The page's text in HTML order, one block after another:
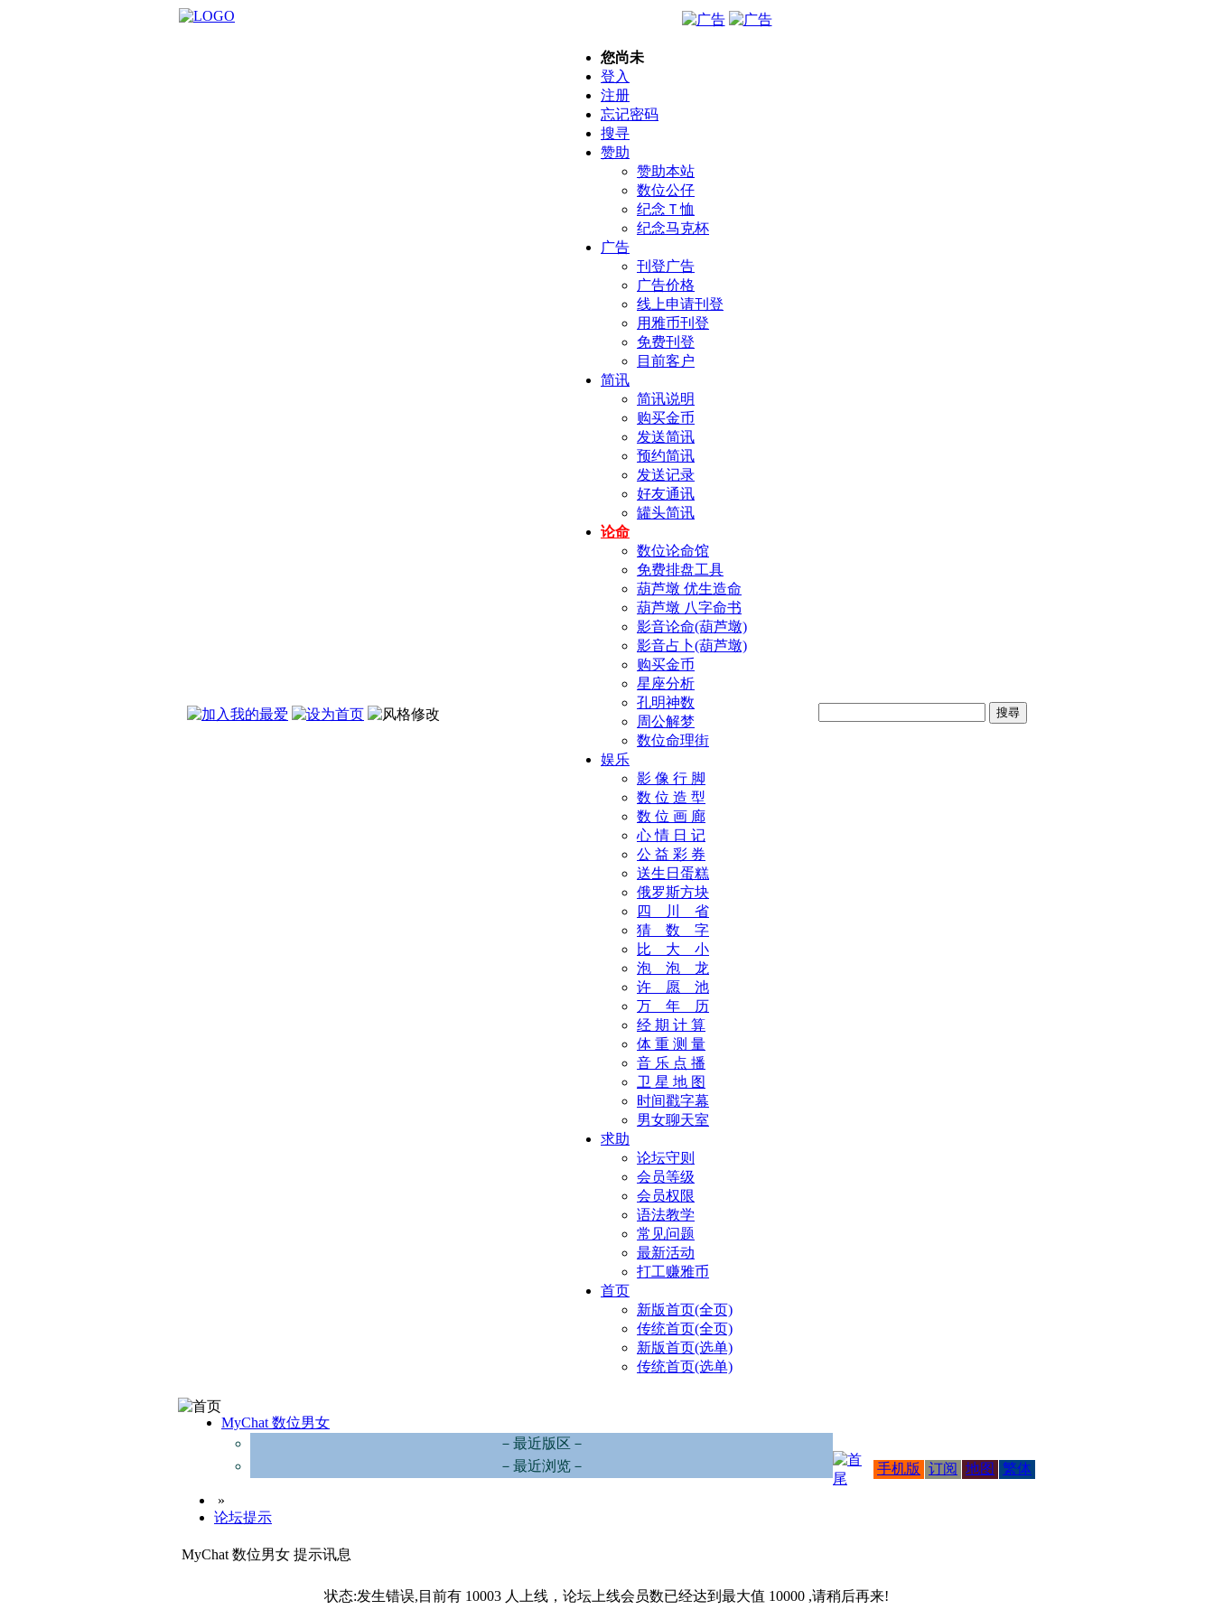
您尚未
登入
注册
忘记密码
搜寻
赞助
赞助本站
数位公仔
纪念Ｔ恤
纪念马克杯
广告
刊登广告
广告价格
线上申请刊登
用雅币刊登
免费刊登
目前客户
简讯
简讯说明
购买金币
发送简讯
预约简讯
发送记录
好友通讯
罐头简讯
论命
数位论命馆
免费排盘工具
葫芦墩 优生造命
葫芦墩 八字命书
影音论命(葫芦墩)
影音占卜(葫芦墩)
购买金币
星座分析
孔明神数
周公解梦
数位命理街
娱乐
影 像 行 脚
数 位 造 型
数 位 画 廊
心 情 日 记
公 益 彩 券
送生日蛋糕
俄罗斯方块
四 川 省
猜 数 字
比 大 小
泡 泡 龙
许 愿 池
万 年 历
经 期 计 算
体 重 测 量
音 乐 点 播
卫 星 地 图
时间戳字幕
男女聊天室
求助
论坛守则
会员等级
会员权限
语法教学
常见问题
最新活动
打工赚雅币
首页
新版首页(全页)
传统首页(全页)
新版首页(选单)
传统首页(选单)
MyChat 数位男女
－最近版区－
－最近浏览－
»
论坛提示
手机版 订阅 地图 繁体
MyChat 数位男女 提示讯息
状态:发生错误,目前有 10003 人上线，论坛上线会员数已经达到最大值 10000 ,请稍后再来!